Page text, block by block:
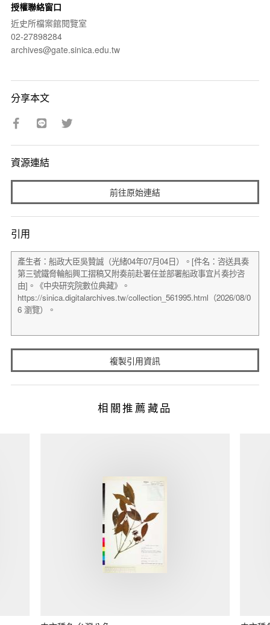
授權聯絡窗口
近史所檔案館閱覽室
02-27898284
archives@gate.sinica.edu.tw
分享本文
資源連結
前往原始連結
引用
複製引用資訊
相關推薦藏品